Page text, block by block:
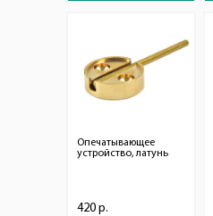
Опечатывающее
устройство, латунь
420 р.